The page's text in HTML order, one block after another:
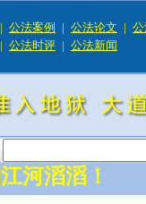
| 公法案例 | 公法论文 |
| 公法时评 | 公法新闻
河滔滔！